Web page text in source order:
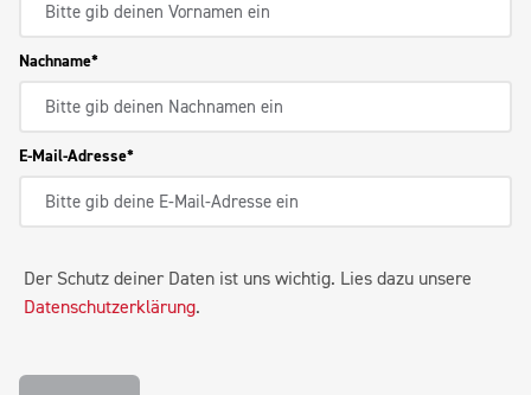
Nachname
E-Mail-Adresse
Der Schutz deiner Daten ist uns wichtig. Lies dazu unsere
Datenschutzerklärung.